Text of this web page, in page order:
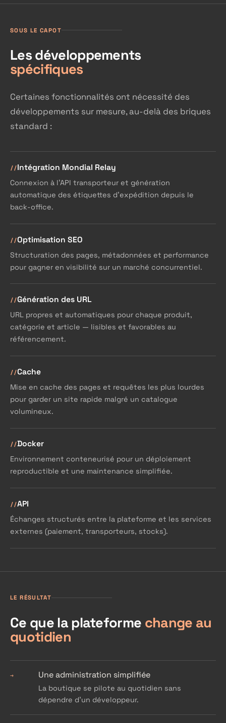
SOUS LE CAPOT
Les développements
spécifiques
Certaines fonctionnalités ont nécessité des
développements sur mesure, au-delà des briques
standard :
Intégration Mondial Relay
Connexion à l'API transporteur et génération
automatique des étiquettes d'expédition depuis le
back-office.
Optimisation SEO
Structuration des pages, métadonnées et performance
pour gagner en visibilité sur un marché concurrentiel.
Génération des URL
URL propres et automatiques pour chaque produit,
catégorie et article — lisibles et favorables au
référencement.
Cache
Mise en cache des pages et requêtes les plus lourdes
pour garder un site rapide malgré un catalogue
volumineux.
Docker
Environnement conteneurisé pour un déploiement
reproductible et une maintenance simplifiée.
API
Échanges structurés entre la plateforme et les services
externes (paiement, transporteurs, stocks).
LE RÉSULTAT
Ce que la plateforme change au
quotidien
→ Une administration simplifiée
La boutique se pilote au quotidien sans
dépendre d'un développeur.